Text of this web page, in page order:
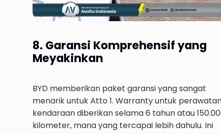
8. Garansi Komprehensif yang
Meyakinkan
BYD memberikan paket garansi yang sangat
menarik untuk Atto 1. Warranty untuk
kendaraan diberikan selama 6 tahun atau
kilometer, mana yang tercapai lebih dahulu. Ini